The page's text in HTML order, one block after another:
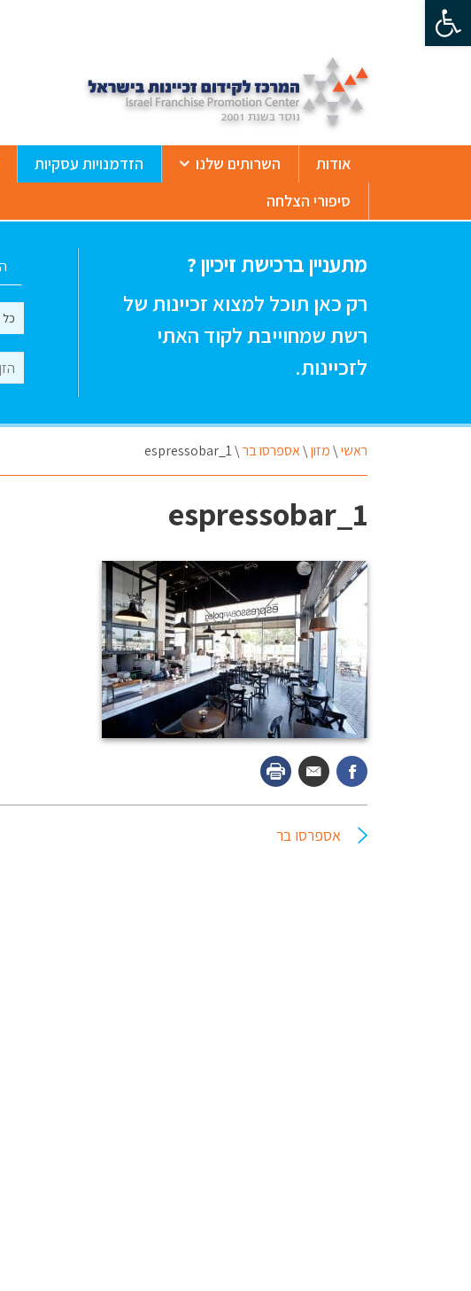
פתח סרגל נגישות
אודות השרותים שלנו הזדמנויות עסקיות
סיפורי הצלחה
מתעניין ברכישת זיכיון ?
רק כאן תוכל למצוא זכיינות של
רשת שמחוייבת לקוד האתי
לזכיינות.
ראשי\מזון\אספרסו בר\
espressobar_1
espressobar_1
אספרסו בר